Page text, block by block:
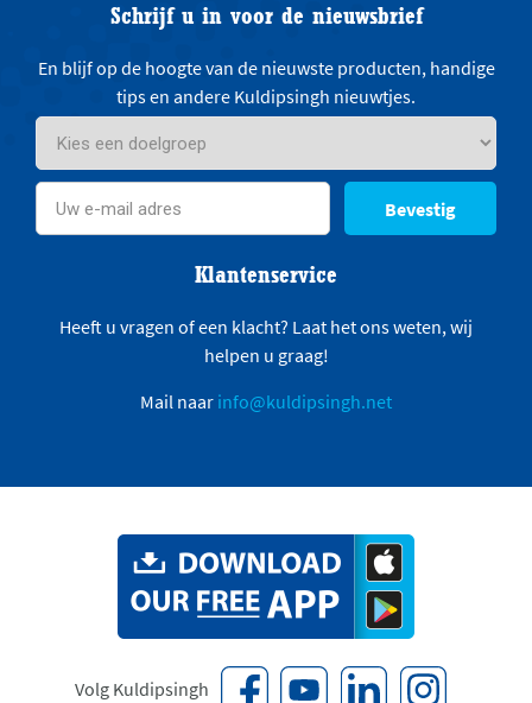
Schrijf u in voor de nieuwsbrief
En blijf op de hoogte van de nieuwste producten, handige
tips en andere Kuldipsingh nieuwtjes.
Bevestig
Klantenservice
Heeft u vragen of een klacht? Laat het ons weten, wij
helpen u graag!
Mail naar info@kuldipsingh.net
Volg Kuldipsingh